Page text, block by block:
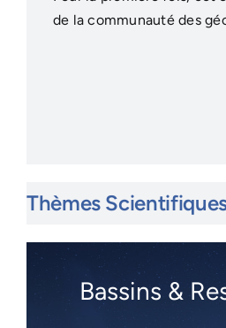
de la communauté des
Thèmes
Bassins &